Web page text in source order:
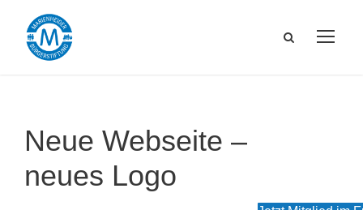
Neue Webseite –
neues Logo